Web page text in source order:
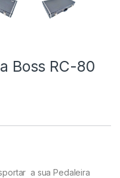
NORDBoss RC-80
a sua Pedaleira